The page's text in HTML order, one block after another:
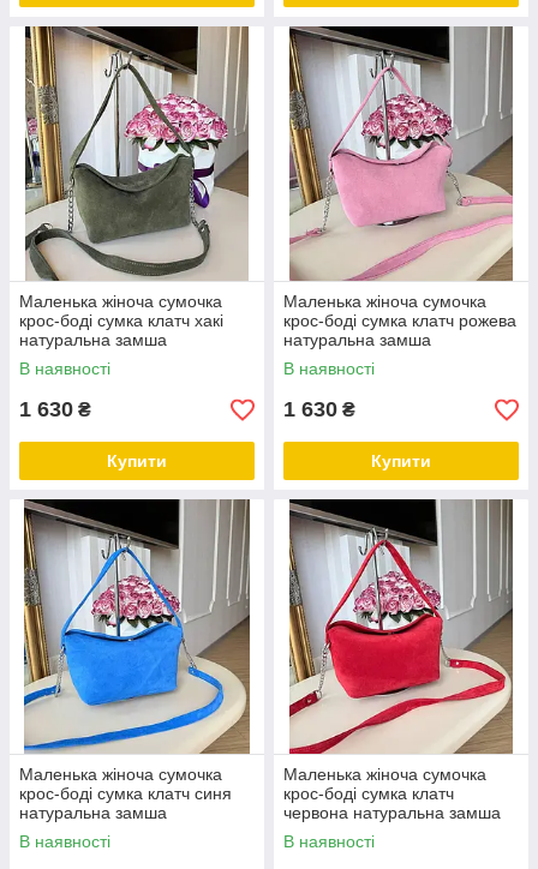
Маленька жіноча сумочка
крос-боді сумка клатч хакі
натуральна замша
В наявності
1 630 ₴
Купити
Маленька жіноча сумочка
крос-боді сумка клатч рожева
натуральна замша
В наявності
1 630 ₴
Купити
Маленька жіноча сумочка
крос-боді сумка клатч синя
натуральна замша
В наявності
Маленька жіноча сумочка
крос-боді сумка клатч
червона натуральна замша
В наявності